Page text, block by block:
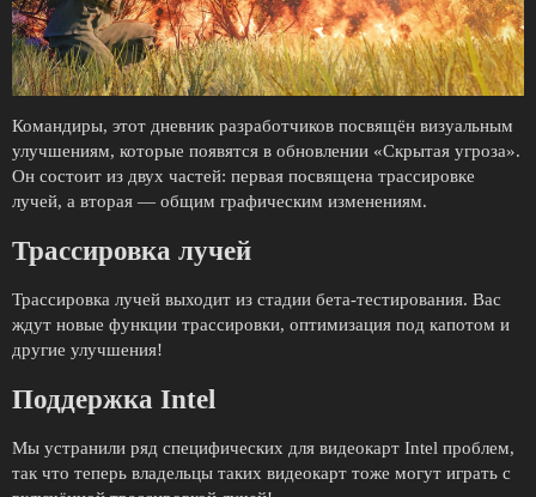
Командиры, этот дневник разработчиков посвящён визуальным
улучшениям, которые появятся в обновлении «Скрытая угроза».
Он состоит из двух частей: первая посвящена трассировке
лучей, а вторая — общим графическим изменениям.
Трассировка лучей
Трассировка лучей выходит из стадии бета-тестирования. Вас
ждут новые функции трассировки, оптимизация под капотом и
другие улучшения!
Поддержка Intel
Мы устранили ряд специфических для видеокарт Intel проблем,
так что теперь владельцы таких видеокарт тоже могут играть с